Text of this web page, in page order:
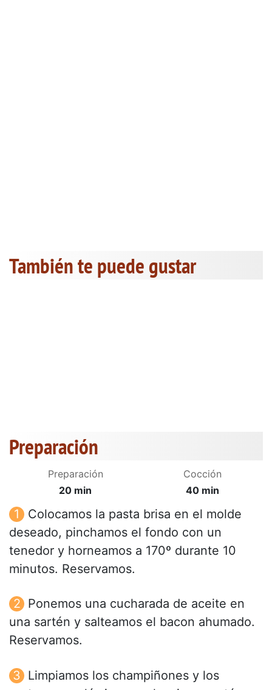
También te puede gustar
Preparación
Preparación
20 min
Cocción
40 min
Colocamos la pasta brisa en el molde
deseado, pinchamos el fondo con un
tenedor y horneamos a 170º durante 10
minutos. Reservamos.
Ponemos una cucharada de aceite en
una sartén y salteamos el bacon ahumado.
Reservamos.
Limpiamos los champiñones y los